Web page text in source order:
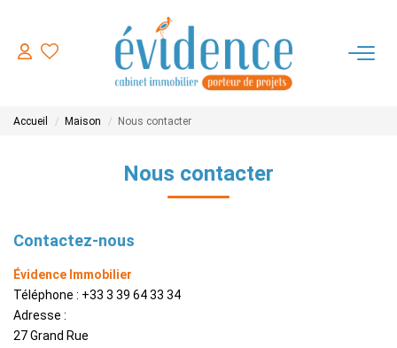
ACHETER
ESTIMER
NOTRE AGENCE
Accueil Maison Nous contacter
Nous contacter
Contactez-nous
Évidence Immobilier
Téléphone : +33 3 39 64 33 34
Adresse :
27 Grand Rue